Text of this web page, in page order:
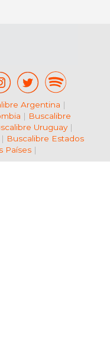
Argentina |
| Buscalibre
Uruguay|
| Buscalibre Estados
Países|